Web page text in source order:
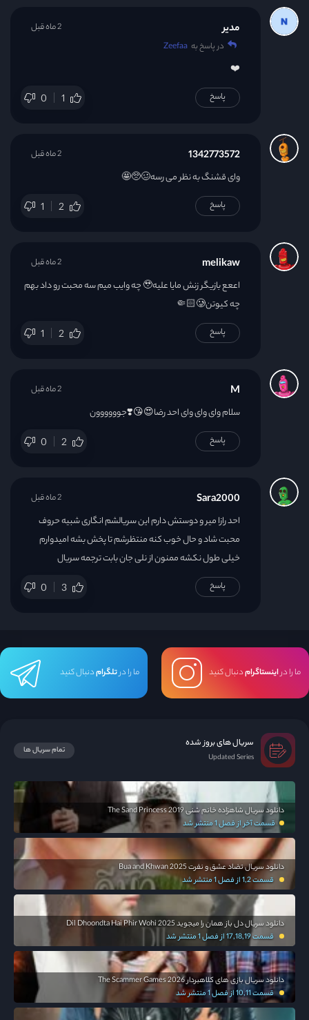
مدیر
در پاسخ به Zeefaa
❤️
0 1
2 ماه قبل
پاسخ
1342773572
وای قشنگ به نظر می رسه🥴🥺🤩
1 2
2 ماه قبل
پاسخ
melikaw
اععع بازیگر زنش مایا علیه🥹 چه وایب میم سه محبت رو داد بهم
چه کیوتن🥲🤏🏻
1 2
2 ماه قبل
پاسخ
M
سلام وای وای وای احد رضا😍😘❣️جوووووون
0 2
2 ماه قبل
پاسخ
Sara2000
احد رازا میر و دوستش دارم این سریالشم انگاری شبیه حروف
محبت شاد و حال خوب کنه منتظرشم تا پخش بشه امیدوارم
خیلی طول نکشه ممنون از نلی جان بابت ترجمه سریال
0 3
2 ماه قبل
پاسخ
ما را دراینستاگرامدنبال کنید ما را درتلگرامدنبال کنید
سریال های بروز شده
Updated Series
تمام سریال ها
دانلود سریال شاهزاده خانم شنی The Sand Princess 2019
قسمت آخر از فصل 1 منتشر شد
دانلود سریال تضاد عشق و نفرت Bua and Khwan 2025
قسمت 1,2 از فصل 1 منتشر شد
دانلود سریال دل باز همان را میجوید Dil Dhoondta Hai Phir Wohi 2025
قسمت 17,18,19 از فصل 1 منتشر شد
دانلود سریال بازی های کلاهبردار The Scammer Games 2026
قسمت 10,11 از فصل 1 منتشر شد